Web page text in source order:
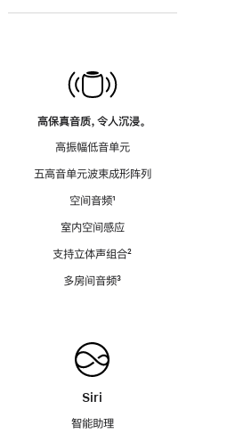
高保真音质，令人沉浸。
高振幅低音单元
五高音单元波束成形阵列
空间音频脚
¹
室内空间感应
支持立体声组合脚
²
多房间音频脚
³
Siri
智能助理